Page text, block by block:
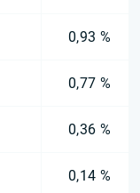
0,93 %
0,77 %
0,36 %
0,14 %